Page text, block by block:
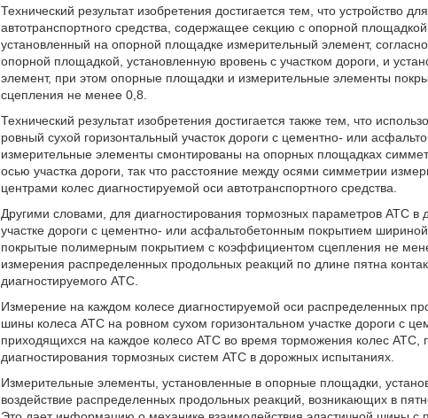
Технический результат изобретения достигается тем, что устройство
автотранспортного средства, содержащее секцию с опорной
установленный на опорной площадке измерительный элемент,
опорной площадкой, установленную вровень с участком дороги, и
элемент, при этом опорные площадки и измерительные элементы
сцепления не менее 0,8.
Технический результат изобретения достигается также тем, что
ровный сухой горизонтальный участок дороги с цементно- или
измерительные элементы смонтированы на опорных площадках
осью участка дороги, так что расстояние между осями симметрии
центрами колес диагностируемой оси автотранспортного средства.
Другими словами, для диагностирования тормозных параметров АТС
участке дороги с цементно- или асфальтобетонным покрытием
покрытые полимерным покрытием с коэффициентом сцепления не
измерения распределенных продольных реакций по длине пятна
диагностируемого АТС.
Измерение на каждом колесе диагностируемой оси распределенных
шины колеса АТС на ровном сухом горизонтальном участке дороги с
приходящихся на каждое колесо АТС во время торможения колес АТС,
диагностирования тормозных систем АТС в дорожных испытаниях.
Измерительные элементы, установленные в опорные площадки,
воздействие распределенных продольных реакций, возникающих в